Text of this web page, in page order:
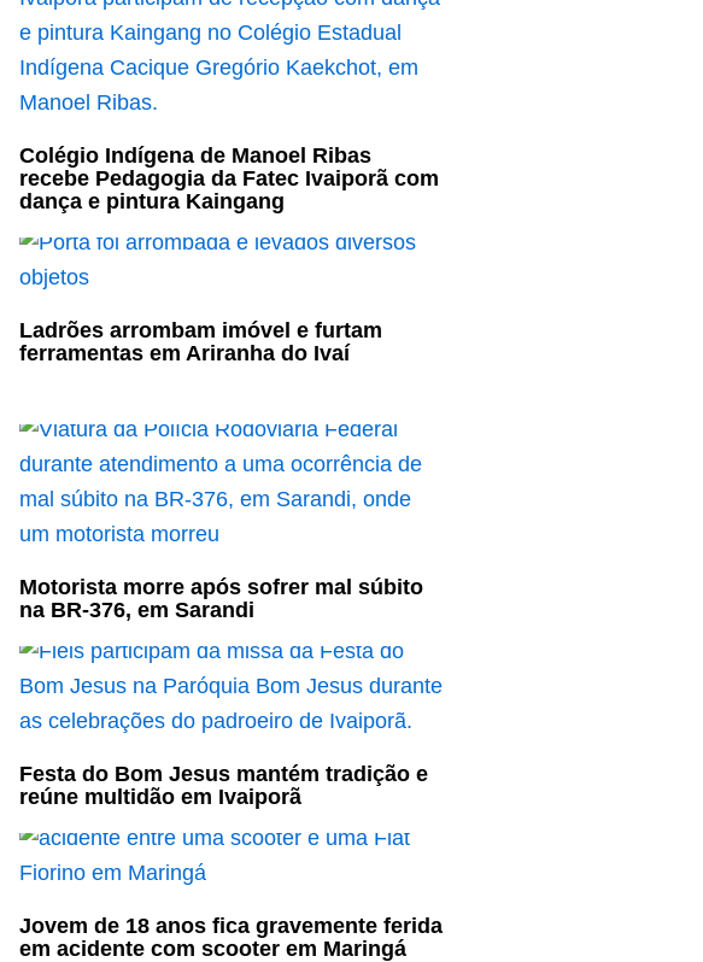
Colégio Indígena de Manoel Ribas
recebe Pedagogia da Fatec Ivaiporã com
dança e pintura Kaingang
Ladrões arrombam imóvel e furtam
ferramentas em Ariranha do Ivaí
Motorista morre após sofrer mal súbito
na BR-376, em Sarandi
Festa do Bom Jesus mantém tradição e
reúne multidão em Ivaiporã
Jovem de 18 anos fica gravemente ferida
em acidente com scooter em Maringá